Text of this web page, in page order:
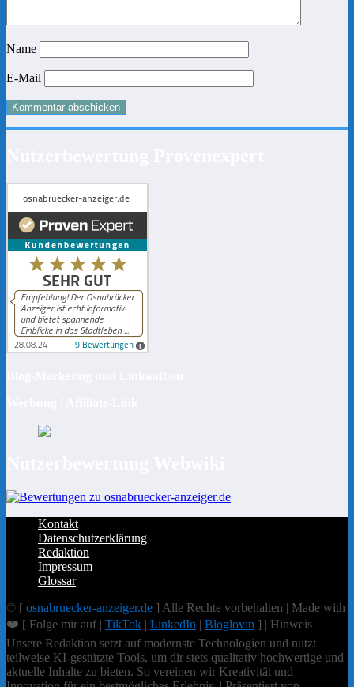
Name
E-Mail
Kontakt
Datenschutzerklärung
Redaktion
Impressum
Glossar
© [ osnabruecker-anzeiger.de ] Alle Rechte vorbehalten | Made with
❤️ [ Folge mir auf | TikTok | LinkedIn | Bloglovin ] | Hinweis
Unsere Redaktion setzt auf modernste Technologien und nutzt
teilweise KI-gestützte Tools, um dir stets qualitativ hochwertige und
aktuelle Inhalte zu bieten. So vereinen wir Kreativität und